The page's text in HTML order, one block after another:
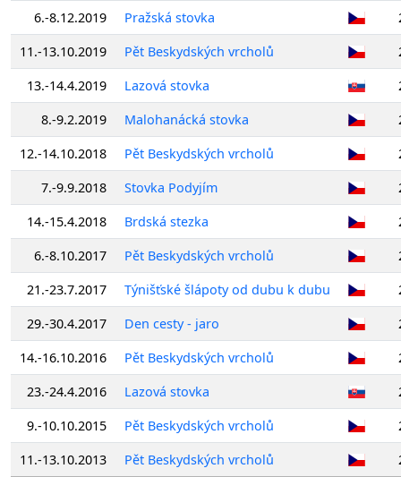
6.-8.12.2019
Pražská stovka
11.-13.10.2019
Pět Beskydských vrcholů
13.-14.4.2019
Lazová stovka
8.-9.2.2019
Malohanácká stovka
12.-14.10.2018
Pět Beskydských vrcholů
7.-9.9.2018
Stovka Podyjím
14.-15.4.2018
Brdská stezka
6.-8.10.2017
Pět Beskydských vrcholů
21.-23.7.2017
Týnišťské šlápoty od dubu k dubu
29.-30.4.2017
Den cesty - jaro
14.-16.10.2016
Pět Beskydských vrcholů
23.-24.4.2016
Lazová stovka
9.-10.10.2015
Pět Beskydských vrcholů
11.-13.10.2013
Pět Beskydských vrcholů